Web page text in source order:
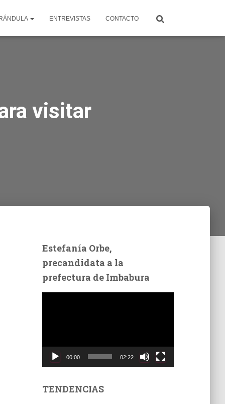
ENTREVISTAS CONTACTO
visitar
Estefanía Orbe,
precandidata a la
prefectura de Imbabura
t
00:00 02:22
TENDENCIAS